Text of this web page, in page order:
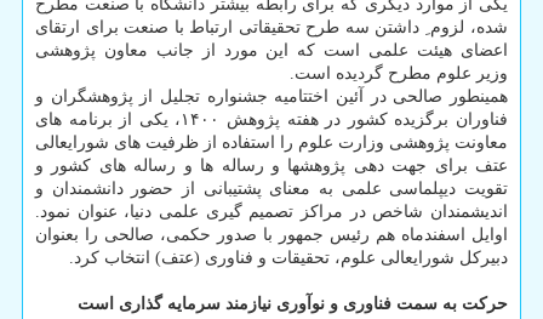
یکی از موارد دیگری که برای رابطه بیشتر دانشگاه با صنعت مطرح
شده، لزوم ِ داشتن سه طرح تحقیقاتی ارتباط با صنعت برای ارتقای
اعضای هیئت علمی است که این مورد از جانب معاون پژوهشی
وزیر علوم مطرح گردیده است.
همینطور صالحی در آئین اختتامیه جشنواره تجلیل از پژوهشگران و
فناوران برگزیده کشور در هفته پژوهش ۱۴۰۰، یکی از برنامه های
معاونت پژوهشی وزارت علوم را استفاده از ظرفیت های شورایعالی
عتف برای جهت دهی پژوهشها و رساله ها و رساله های کشور و
تقویت دیپلماسی علمی به معنای پشتیبانی از حضور دانشمندان و
اندیشمندان شاخص در مراکز تصمیم گیری علمی دنیا، عنوان نمود.
اوایل اسفندماه هم رئیس جمهور با صدور حکمی، صالحی را بعنوان
دبیرکل شورایعالی علوم، تحقیقات و فناوری (عتف) انتخاب کرد.
حرکت به سمت فناوری و نوآوری نیازمند سرمایه گذاری است